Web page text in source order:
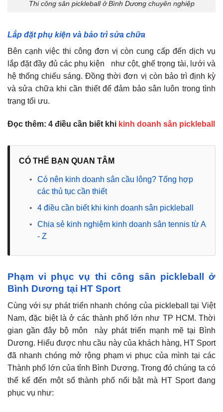
Thi công sân pickleball ở Bình Dương chuyên nghiệp
Lắp đặt phụ kiện và bảo trì sửa chữa
Bên cạnh việc thi công đơn vị còn cung cấp đến dịch vụ
lắp đặt đầy đủ các phụ kiện như cột, ghế trọng tài, lưới và
hệ thống chiếu sáng. Đồng thời đơn vị còn bảo trì định kỳ
và sửa chữa khi cần thiết để đảm bảo sân luôn trong tình
trạng tối ưu.
Đọc thêm: 4 điều cần biết khi kinh doanh sân pickleball
CÓ THỂ BẠN QUAN TÂM
•
Có nên kinh doanh sân cầu lông? Tổng hợp
các thủ tục cần thiết
•
4 điều cần biết khi kinh doanh sân pickleball
•
Chia sẻ kinh nghiệm kinh doanh sân tennis từ A
- Z
Phạm vi phục vụ thi công sân pickleball ở
Bình Dương tại HT Sport
Cùng với sự phát triển nhanh chóng của pickleball
tại Việt
Nam, đặc biệt là ở các thành phố lớn như TP HCM. Thời
gian gần đây bộ môn này phát triển mạnh mẽ tại Bình
Dương. Hiểu được nhu cầu này của khách hàng, HT Sport
đã nhanh chóng mở rộng phạm vi phục của mình tại các
Thành phố lớn của tỉnh Bình Dương. Trong đó chúng ta có
thể kể đến một số thành phố nổi bật mà HT Sport đang
phục vụ như: